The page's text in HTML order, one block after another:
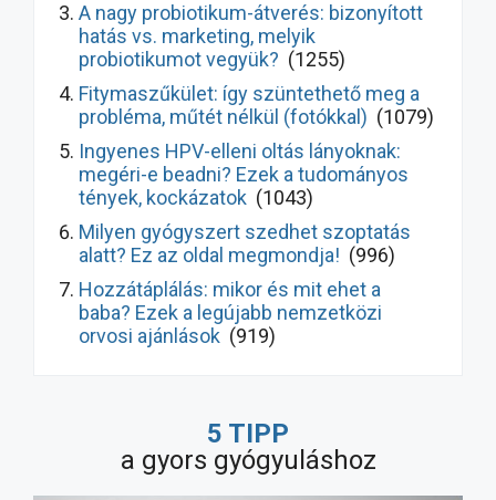
A nagy probiotikum-átverés: bizonyított
hatás vs. marketing, melyik
probiotikumot vegyük? (1255)
Fitymaszűkület: így szüntethető meg a
probléma, műtét nélkül (fotókkal) (1079)
Ingyenes HPV-elleni oltás lányoknak:
megéri-e beadni? Ezek a tudományos
tények, kockázatok (1043)
Milyen gyógyszert szedhet szoptatás
alatt? Ez az oldal megmondja! (996)
Hozzátáplálás: mikor és mit ehet a
baba? Ezek a legújabb nemzetközi
orvosi ajánlások (919)
gyógyul meg hamarabb! Ezek a legújabb
ajánlások(9570)
5 TIPP
a gyors gyógyuláshoz